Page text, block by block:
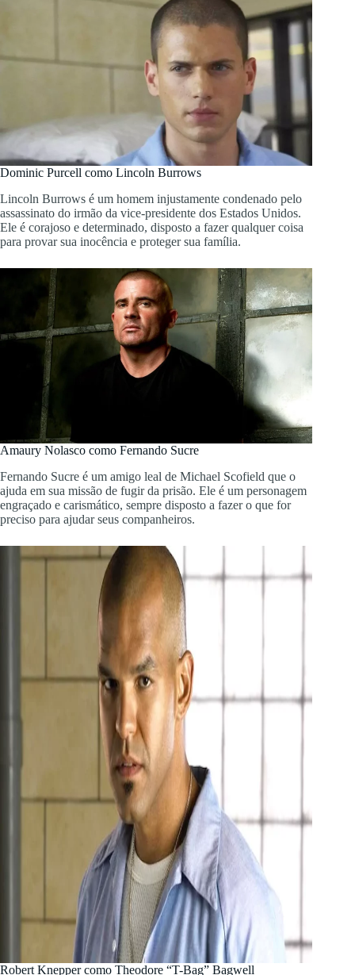
Dominic Purcell como Lincoln Burrows
Lincoln Burrows é um homem injustamente condenado pelo
assassinato do irmão da vice-presidente dos Estados Unidos.
Ele é corajoso e determinado, disposto a fazer qualquer coisa
para provar sua inocência e proteger sua família.
Amaury Nolasco como Fernando Sucre
Fernando Sucre é um amigo leal de Michael Scofield que o
ajuda em sua missão de fugir da prisão. Ele é um personagem
engraçado e carismático, sempre disposto a fazer o que for
preciso para ajudar seus companheiros.
Robert Knepper como Theodore “T-Bag” Bagwell